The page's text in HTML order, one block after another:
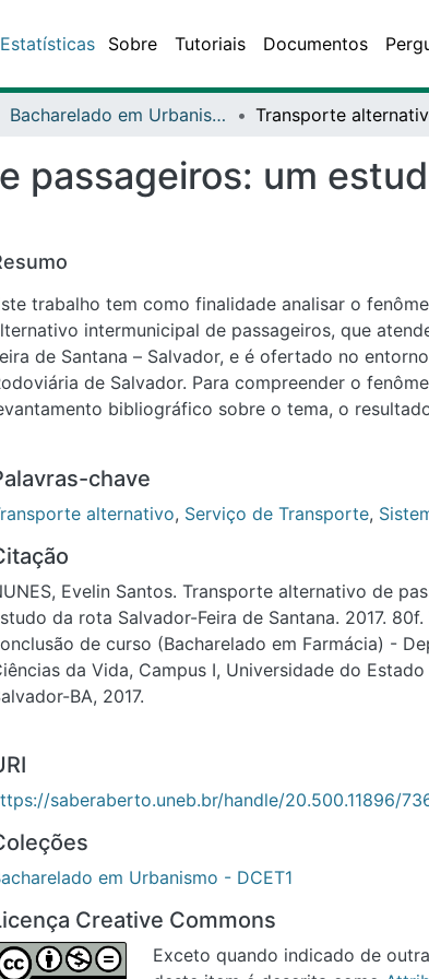
Sobre Tutoriais Documentos Perguntas
Bacharelado em Urbanismo - DCET1
um estudo
trabalho tem como finalidade analisar o fenômeno
intermunicipal de passageiros, que atende a
Santana – Salvador, e é ofertado no entorno da
Para compreender o fenômeno, foi realizado
sobre o tema, o resultado mostrou que se
dentro das cidades, deixando de lado a existência de
intermunicipal, que serve de ligação entre as
alternativo e os fatores que motivam os
foram realizadas visitas de observação e
com os ofertadores e com os usuários do
de buscar entender como as autoridades
deste serviço, por meio de depoimentos de
de Regulação de Serviços Públicos de Energia,
chave
alternativo,Serviço de Transporte,Sistema
Evelin Santos. Transporte alternativo de
Salvador-Feira de Santana. 2017. 80f. Trabalho de
em Farmácia) - Departamento de Ciências
do Estado da Bahia. Salvador-BA, 2017.
saberaberto.uneb.br/handle/20.500.11896/7365
em Urbanismo - DCET1
Creative Commons
Exceto quando indicado de outra
item é descrita comoAttribution-